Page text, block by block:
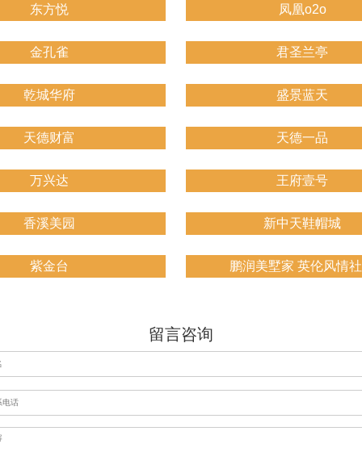
东方悦 凤凰o2o
金孔雀 君圣兰亭
乾城华府 盛景蓝天
天德财富 天德一品
万兴达 王府壹号
香溪美园 新中天鞋帽城
紫金台 鹏润美墅家 英伦风情
留言咨询